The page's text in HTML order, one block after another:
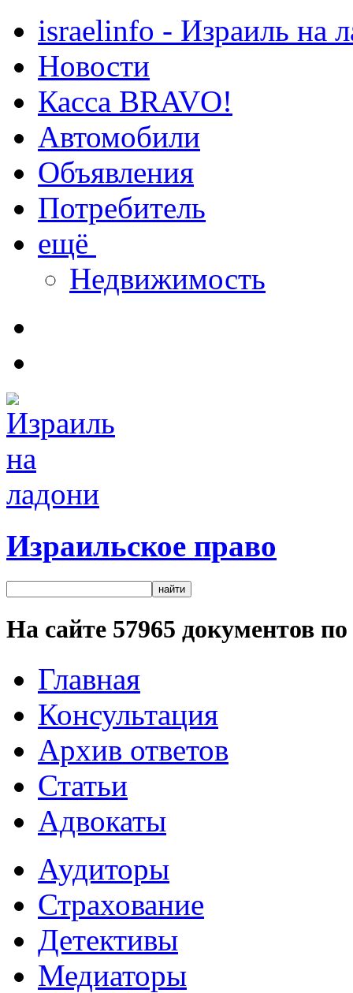
israelinfo - Израиль на
Новости
Касса BRAVO!
Автомобили
Объявления
Потребитель
ещё
Недвижимость
Израильское право
На сайте 57965 документов
Главная
Консультация
Архив ответов
Статьи
Адвокаты
Аудиторы
Страхование
Детективы
Медиаторы